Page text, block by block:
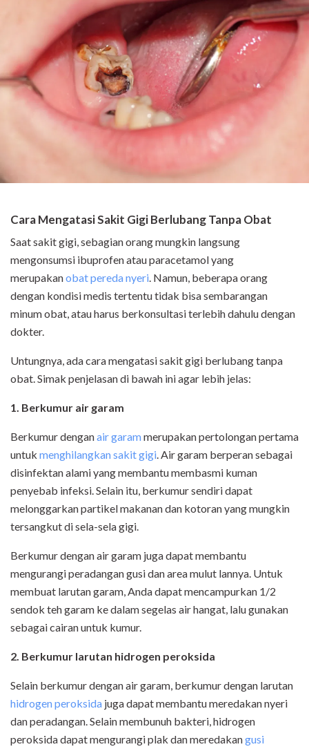
Cara Mengatasi Sakit Gigi Berlubang Tanpa Obat
Saat sakit gigi, sebagian orang mungkin langsung
mengonsumsi ibuprofen atau paracetamol yang
merupakanobat pereda nyeri. Namun, beberapa orang
dengan kondisi medis tertentu tidak bisa sembarangan
minum obat, atau harus berkonsultasi terlebih dahulu dengan
dokter.
Untungnya, ada cara mengatasi sakit gigi berlubang tanpa
obat. Simak penjelasan di bawah ini agar lebih jelas:
1. Berkumur air garam
Berkumur denganair garammerupakan pertolongan pertama
untuk menghilangkan sakit gigi. Air garam berperan sebagai
disinfektan alami yang membantu membasmi kuman
penyebab infeksi. Selain itu, berkumur sendiri dapat
melonggarkan partikel makanan dan kotoran yang mungkin
tersangkut di sela-sela gigi.
Berkumur dengan air garam juga dapat membantu
mengurangi peradangan gusi dan area mulut lannya. Untuk
membuat larutan garam, Anda dapat mencampurkan 1/2
sendok teh garam ke dalam segelas air hangat, lalu gunakan
sebagai cairan untuk kumur.
2. Berkumur larutan hidrogen peroksida
Selain berkumur dengan air garam, berkumur dengan larutan
hidrogen peroksida juga dapat membantu meredakan nyeri
dan peradangan. Selain membunuh bakteri, hidrogen
peroksida dapat mengurangi plak dan meredakangusi